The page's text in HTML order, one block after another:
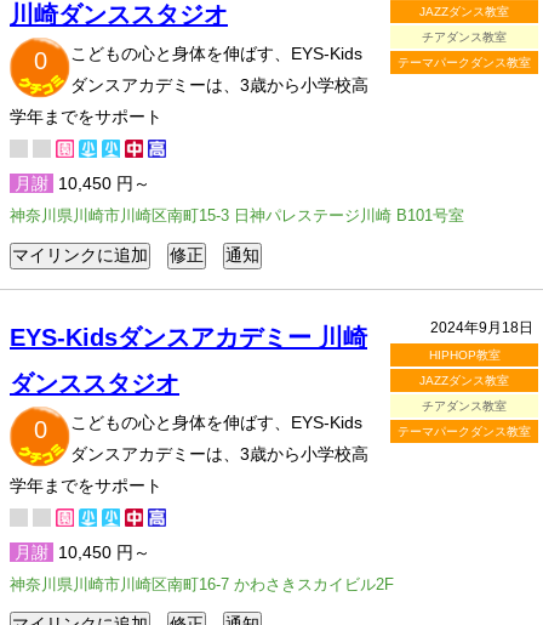
JAZZダンス教室
チアダンス教室
テーマパークダンス教室
川崎ダンススタジオ
0
こどもの心と身体を伸ばす、EYS-Kids
ダンスアカデミーは、3歳から小学校高
学年までをサポート
月謝 10,450 円～
神奈川県川崎市川崎区南町15-3 日神パレステージ川崎 B101号室
2024年9月18日
HIPHOP教室
JAZZダンス教室
チアダンス教室
テーマパークダンス教室
EYS-Kidsダンスアカデミー 川崎
ダンススタジオ
0
こどもの心と身体を伸ばす、EYS-Kids
ダンスアカデミーは、3歳から小学校高
学年までをサポート
月謝 10,450 円～
神奈川県川崎市川崎区南町16-7 かわさきスカイビル2F